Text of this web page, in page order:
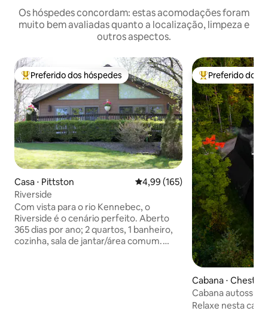
Os hóspedes concordam: estas acomodações foram
muito bem avaliadas quanto a localização, limpeza e
outros aspectos.
Entre os melhores preferidos dos hóspedes
Preferido dos hóspedes
Casa ⋅ Pittston 4,99 de uma avaliação média de
4,99 (165)
Riverside
Com vista para o rio Kennebec, o
Riverside é o cenário perfeito. Aberto
365 dias por ano; 2 quartos, 1 banheiro,
cozinha, sala de jantar/área comum.
Entre os
Preferido dos
Cabana ⋅
Cabana
de
Relaxe nesta